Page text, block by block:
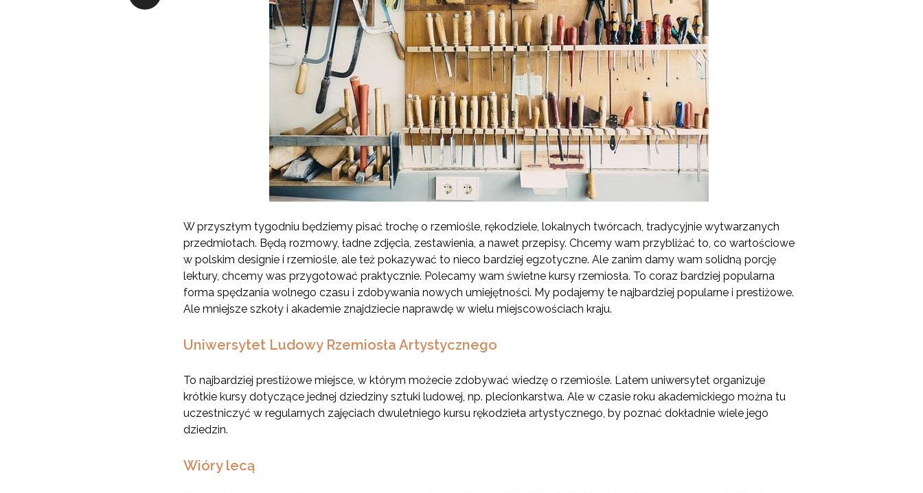
W przyszłym tygodniu będziemy pisać trochę o rzemiośle, rękodziele, lokalnych twórcach, tradycyjnie wytwarzanych
przedmiotach. Będą rozmowy, ładne zdjęcia, zestawienia, a nawet przepisy. Chcemy wam przybliżać to, co wartościowe
w polskim designie i rzemiośle, ale też pokazywać to nieco bardziej egzotyczne. Ale zanim damy wam solidną porcję
lektury, chcemy was przygotować praktycznie. Polecamy wam świetne kursy rzemiosła. To coraz bardziej popularna
forma spędzania wolnego czasu i zdobywania nowych umiejętności. My podajemy te najbardziej popularne i prestiżowe.
Ale mniejsze szkoły i akademie znajdziecie naprawdę w wielu miejscowościach kraju.
Uniwersytet Ludowy Rzemiosła Artystycznego
To najbardziej prestiżowe miejsce, w którym możecie zdobywać wiedzę o rzemiośle. Latem uniwersytet organizuje
krótkie kursy dotyczące jednej dziedziny sztuki ludowej, np. plecionkarstwa. Ale w czasie roku akademickiego można tu
uczestniczyć w regularnych zajęciach dwuletniego kursu rękodzieła artystycznego, by poznać dokładnie wiele jego
dziedzin.
Wióry lecą